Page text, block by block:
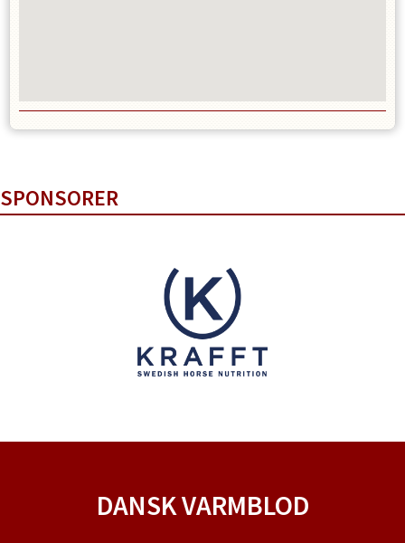
SPONSORER
DANSK VARMBLOD